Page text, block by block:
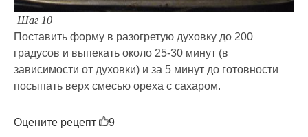
Шаг 10
Поставить форму в разогретую духовку до 200
градусов и выпекать около 25-30 минут (в
зависимости от духовки) и за 5 минут до готовности
посыпать верх смесью ореха с сахаром.
Оцените рецепт 9